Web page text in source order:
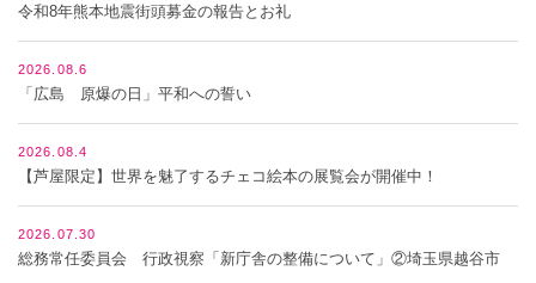
令和8年熊本地震街頭募金の報告とお礼
2026.08.6
「広島 原爆の日」平和への誓い
2026.08.4
【芦屋限定】世界を魅了するチェコ絵本の展覧会が開催中！
2026.07.30
総務常任委員会 行政視察「新庁舎の整備について」②埼玉県越谷市